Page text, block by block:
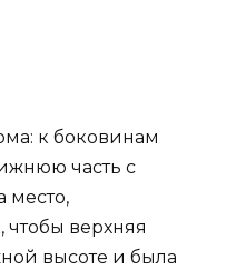
к боковинам
часть с
место,
верхняя
высоте и была